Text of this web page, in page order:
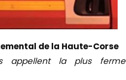
de la Haute-Corse
appellent la plus ferme